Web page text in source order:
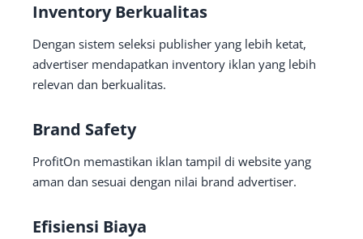
Inventory Berkualitas
Dengan sistem seleksi publisher yang lebih ketat,
advertiser mendapatkan inventory iklan yang lebih
relevan dan berkualitas.
Brand Safety
ProfitOn memastikan iklan tampil di website yang
aman dan sesuai dengan nilai brand advertiser.
Efisiensi Biaya